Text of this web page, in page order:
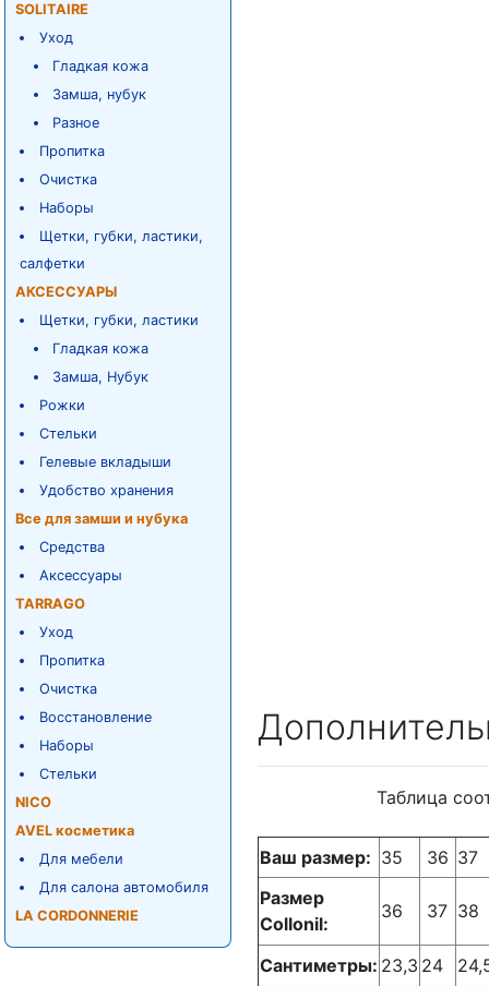
SOLITAIRE
Уход
Гладкая кожа
Замша, нубук
Разное
Пропитка
Очистка
Наборы
Щетки, губки, ластики,
салфетки
АКСЕССУАРЫ
Щетки, губки, ластики
Гладкая кожа
Замша, Нубук
Рожки
Стельки
Гелевые вкладыши
Удобство хранения
Все для замши и нубука
Средства
Аксессуары
TARRAGO
Уход
Пропитка
Очистка
Восстановление
Наборы
Стельки
NICO
AVEL косметика
Для мебели
Для салона автомобиля
LA CORDONNERIE
Таблица
Ваш размер: 35 36 37
Размер
Collonil:
36 37 38
Сантиметры: 23,3 24